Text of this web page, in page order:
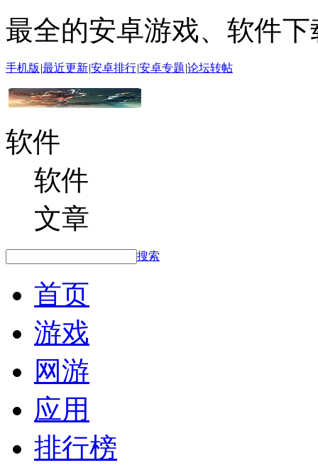
最全的安卓游戏、软件下
手机版 |最近更新|安卓排行|安卓专题|论坛转帖
软件
软件
文章
搜索
首页
游戏
网游
应用
排行榜